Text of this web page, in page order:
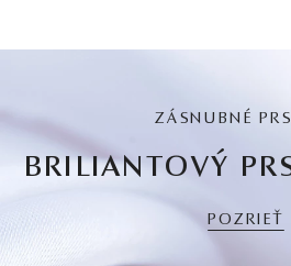
ZÁSNUBNÉ
BRILIANTOVÝ
POZRIEŤ